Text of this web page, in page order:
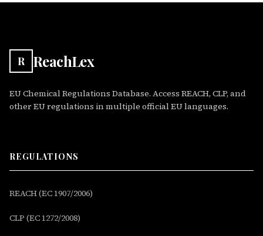
R ReachLex
EU Chemical Regulations Database. Access REACH, CLP, and
other EU regulations in multiple official EU languages.
REGULATIONS
REACH (EC 1907/2006)
CLP (EC 1272/2008)